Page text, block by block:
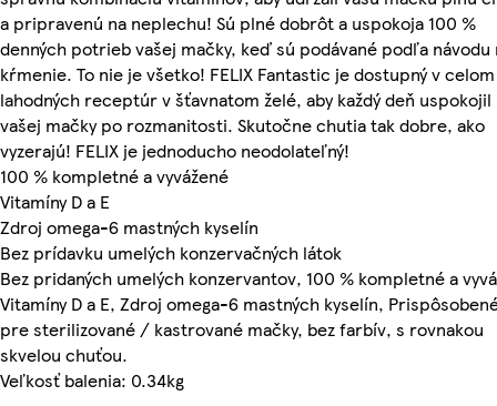
a pripravenú na neplechu! Sú plné dobrôt a uspokoja 100 %
denných potrieb vašej mačky, keď sú podávané podľa návodu
kŕmenie. To nie je všetko! FELIX Fantastic je dostupný v
lahodných receptúr v šťavnatom želé, aby každý deň uspokojil
vašej mačky po rozmanitosti. Skutočne chutia tak dobre, ako
vyzerajú! FELIX je jednoducho neodolateľný!
100 % kompletné a vyvážené
Vitamíny D a E
Zdroj omega-6 mastných kyselín
Bez prídavku umelých konzervačných látok
Bez pridaných umelých konzervantov, 100 % kompletné a
Vitamíny D a E, Zdroj omega-6 mastných kyselín,
pre sterilizované / kastrované mačky, bez farbív, s rovnakou
skvelou chuťou.
Veľkosť balenia: 0.34kg